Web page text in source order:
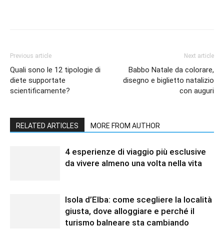
Previous article
Quali sono le 12 tipologie di
diete supportate
scientificamente?
Next article
Babbo Natale da colorare,
disegno e biglietto natalizio
con auguri
RELATED ARTICLES MORE FROM AUTHOR
4 esperienze di viaggio più esclusive
da vivere almeno una volta nella vita
Isola d’Elba: come scegliere la località
giusta, dove alloggiare e perché il
turismo balneare sta cambiando